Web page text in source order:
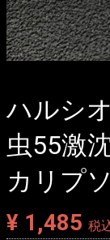
ハルシ
虫55激
カリプ
¥ 1,485 税